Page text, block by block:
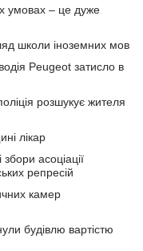
умовах – це дуже
школи іноземних мов
Peugeot затисло в
розшукує жителя
лікар
асоціації
репресій
камер
будівлю вартістю